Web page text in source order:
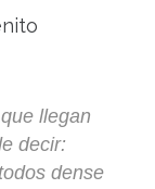
llegan
decir:
dense